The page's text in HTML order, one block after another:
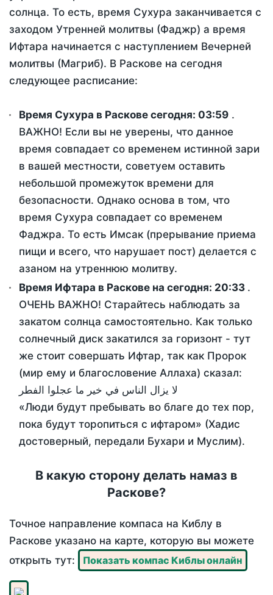
солнца. То есть, время Сухура заканчивается с
заходом Утренней молитвы (Фаджр) а время
Ифтара начинается с наступлением Вечерней
молитвы (Магриб). В Раскове на сегодня
следующее расписание:
Время Сухура в Раскове сегодня: 03:59 .
ВАЖНО! Если вы не уверены, что данное
время совпадает со временем истинной зари
в вашей местности, советуем оставить
небольшой промежуток времени для
безопасности. Однако основа в том, что
время Сухура совпадает со временем
Фаджра. То есть Имсак (прерывание приема
пищи и всего, что нарушает пост) делается с
азаном на утреннюю молитву.
Время Ифтара в Раскове на сегодня: 20:33 .
ОЧЕНЬ ВАЖНО! Старайтесь наблюдать за
закатом солнца самостоятельно. Как только
солнечный диск закатился за горизонт - тут
же стоит совершать Ифтар, так как Пророк
(мир ему и благословение Аллаха) сказал:
لا يزال الناس في خير ما عجلوا الفطر
«Люди будут пребывать во благе до тех пор,
пока будут торопиться с ифтаром» (Хадис
достоверный, передали Бухари и Муслим).
В какую сторону делать намаз в
Раскове?
Точное направление компаса на Киблу в
Раскове указано на карте, которую вы можете
открыть тут:
Показать компас Киблы онлайн